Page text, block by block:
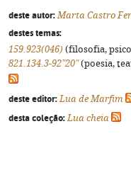
deste autor: Marta Castro
destes temas:
159.923(046) (filosofia,
821.134.3-92"20"(poesia,
deste editor: Lua de Marfim
desta coleção: Lua cheia